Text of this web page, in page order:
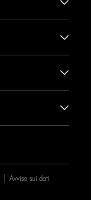
Avviso sui dati